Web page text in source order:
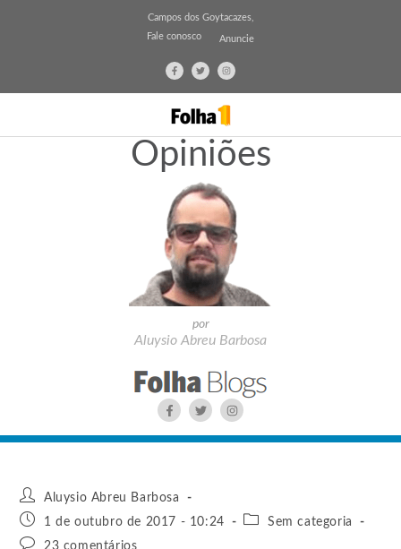
Campos dos Goytacazes,
Fale conosco
Anuncie
Opiniões
por
Aluysio Abreu Barbosa
Aluysio Abreu Barbosa
1 de outubro de 2017 - 10:24
Sem categoria
23 comentários